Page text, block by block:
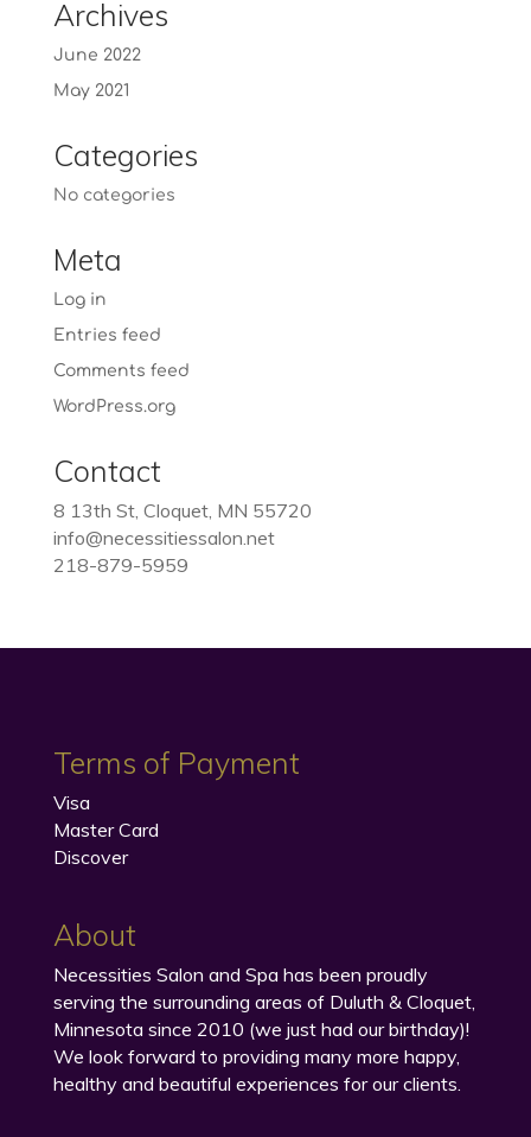
Archives
June 2022
May 2021
Categories
No categories
Meta
Log in
Entries feed
Comments feed
WordPress.org
Contact
8 13th St, Cloquet, MN 55720
info@necessitiessalon.net
218-879-5959
Terms of Payment
Visa
Master Card
Discover
About
Necessities Salon and Spa has been proudly
serving the surrounding areas of Duluth & Cloquet,
Minnesota since 2010 (we just had our birthday)!
We look forward to providing many more happy,
healthy and beautiful experiences for our clients.